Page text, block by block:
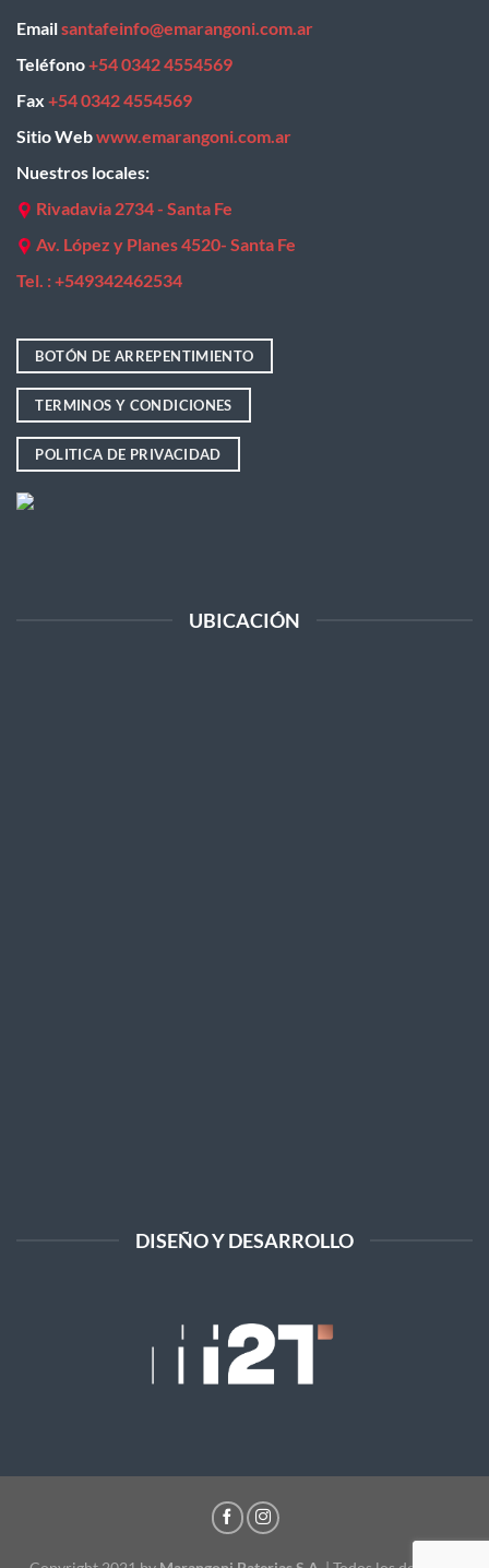
Emailsantafeinfo@emarangoni.com.ar
Teléfono+54 0342 4554569
Fax +54 0342 4554569
Sitio Webwww.emarangoni.com.ar
Nuestros locales:
Rivadavia 2734 - Santa Fe
Av. López y Planes 4520- Santa Fe
Tel. : +549342462534
BOTÓN DE ARREPENTIMIENTO
TERMINOS Y CONDICIONES
POLITICA DE PRIVACIDAD
UBICACIÓN
DISEÑO Y DESARROLLO